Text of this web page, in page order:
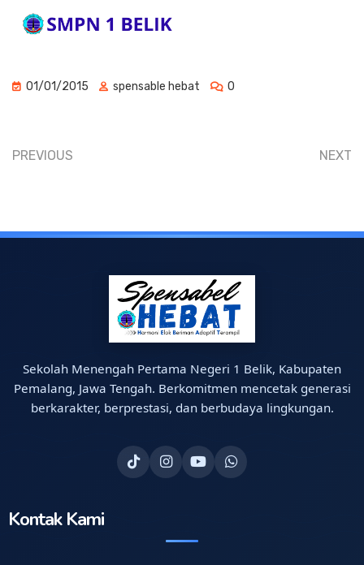
01/01/2015 spensable hebat 0
PREVIOUS NEXT
Sekolah Menengah Pertama Negeri 1 Belik, Kabupaten
Pemalang, Jawa Tengah. Berkomitmen mencetak generasi
berkarakter, berprestasi, dan berbudaya lingkungan.
Kontak Kami